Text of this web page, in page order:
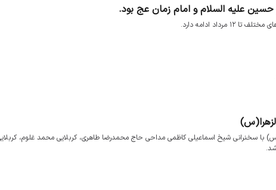
علیه السلام و امام زمان عج بود.
ادامه دارد.
الحرام ۱۴۴۸ در هیئت مکتب الزهرا(س) با سخنرانی شیخ اسماعیلی کاظمی مداحی حاج محمدرضا طاهری، کربلایی محمد غلوم،